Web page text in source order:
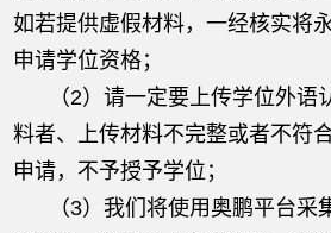
如若提供虚假材料，一经核实将
申请学位资格；
（2）请一定要上传学位外
料者、上传材料不完整或者不符
申请，不予授予学位；
（3）我们将使用奥鹏平台采